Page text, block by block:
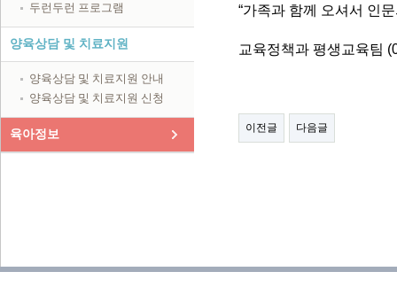
두런두런 프로그램
양육상담 및 치료지원
양육상담 및 치료지원 안내
양육상담 및 치료지원 신청
육아정보
“가족과 함께 오셔서 인
교육정책과 평생교육팀
이전글 다음글